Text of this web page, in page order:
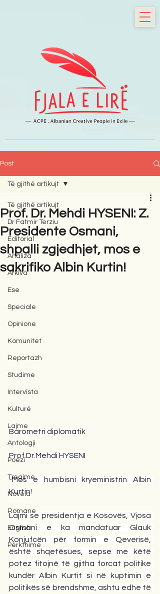
Post
Të gjithë artikujt
Dr Fatmir Terziu
Editorial
Analiza
Arkiva
Ese
Speciale
Opinione
Komunitet
Reportazh
Studime
Intervista
Kulturë
Lajme
Antologji
Poezi
Tregime
Novela
Romane
English
Përkthime
Të gjithë artikujt
Prof. Dr. Mehdi HYSENI: Z.
Presidente Osmani,
shpalli zgjedhjet, mos e
sakrifiko Albin Kurtin!
Barometri diplomatik
Prof.Dr.Mehdi HYSENI
-Mos e humbisni kryeministrin Albin
Kurtin!
Lajmi se presidentja e Kosovës, Vjosa
Osmani e ka mandatuar Glauk
Konjufcën për formin e Qeverisë,
është shqetësues, sepse me këtë
potez fitojnë të gjitha forcat politike
kundër Albin Kurtit si në kuptimin e
politikës së brendshme, ashtu edhe të